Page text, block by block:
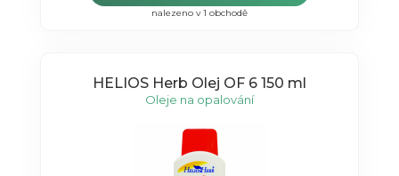
nalezeno v 1 obchodě
HELIOS Herb Olej OF 6 150 ml
Oleje na opalování